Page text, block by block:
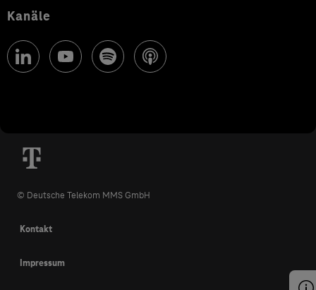
Kanäle
© Deutsche Telekom MMS GmbH
Kontakt
Impressum